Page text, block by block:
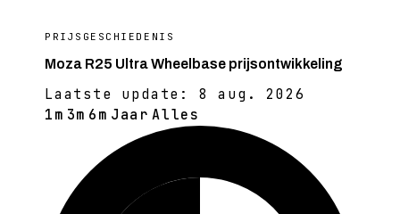
PRIJSGESCHIEDENIS
Moza R25 Ultra Wheelbase prijsontwikkeling
Laatste update: 8 aug. 2026
1m 3m 6m Jaar Alles